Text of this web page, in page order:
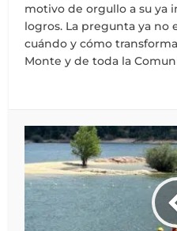
motivo de orgullo a su ya
logros. La pregunta ya no
cuándo y cómo
Monte y de toda la